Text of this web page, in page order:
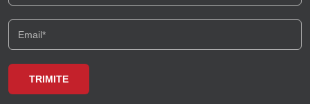
Arcul de Triumf